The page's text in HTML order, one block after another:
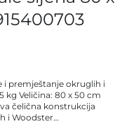
i premještanje okruglih i
kg Veličina: 80 x 50 cm
čelična konstrukcija
i Woodster…